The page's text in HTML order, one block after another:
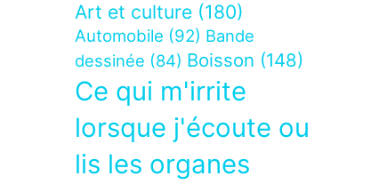
Art et culture (180)
Automobile (92) Bande
dessinée (84) Boisson (148)
Ce qui m'irrite
lorsque j'écoute ou
lis les organes